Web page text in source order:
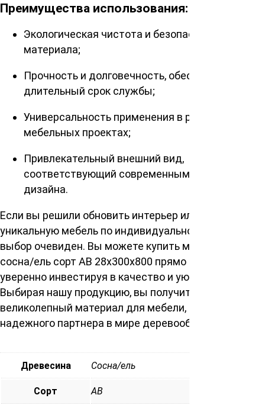
Преимущества использования:
Экологическая чистота и безопасность
материала;
Прочность и долговечность, обеспечивающие
длительный срок службы;
Универсальность применения в различных
мебельных проектах;
Привлекательный внешний вид,
соответствующий современным трендам
дизайна.
Если вы решили обновить интерьер или создать
уникальную мебель по индивидуальному заказу, то
выбор очевиден. Вы можете купить мебельный щит
сосна/ель сорт АВ 28х300х800 прямо сейчас,
уверенно инвестируя в качество и уют вашего дома.
Выбирая нашу продукцию, вы получите не только
великолепный материал для мебели, но и
надежного партнера в мире деревообработки.
Древесина Сосна/ель
Сорт АВ